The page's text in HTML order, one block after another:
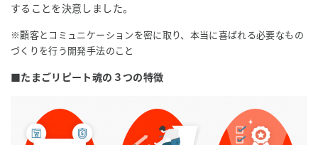
することを決意しました。
※顧客とコミュニケーションを密に取り、本当に喜ばれる必要なもの
づくりを行う開発手法のこと
■たまごリピート魂の３つの特徴